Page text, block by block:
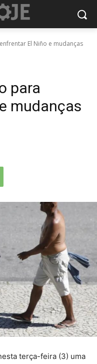
El Niño e mudanças
para
mudanças
terça-feira (3) uma